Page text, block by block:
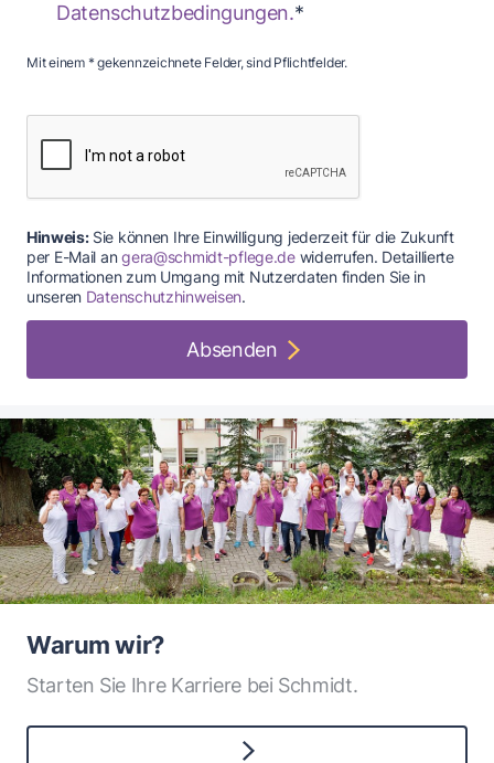
Datenschutzbedingungen.*
Mit einem * gekennzeichnete Felder, sind Pflichtfelder.
Hinweis:Sie können Ihre Einwilligung jederzeit für die Zukunft
per E-Mail angera@schmidt-pflege.dewiderrufen. Detaillierte
Informationen zum Umgang mit Nutzerdaten finden Sie in
unseren Datenschutzhinweisen.
Absenden
Warum wir?
Starten Sie Ihre Karriere bei Schmidt.